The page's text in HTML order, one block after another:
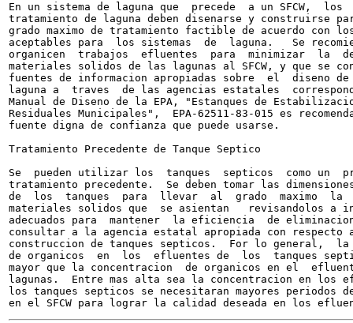
En un sistema de laguna que  precede  a un SFCW,
tratamiento de laguna deben disenarse y construirse
grado maximo de tratamiento factible de acuerdo con
aceptables para  los sistemas  de  laguna.   Se
organicen  trabajos  efluentes  para  minimizar  la
materiales solidos de las lagunas al SFCW, y que se
fuentes de informacion apropiadas sobre  el  diseno de
laguna a  traves  de las agencias estatales
Manual de Diseno de la EPA, "Estanques de
Residuales Municipales",  EPA-62511-83-015 es
fuente digna de confianza que puede usarse.
Tratamiento Precedente de Tanque Septico
Se  pueden utilizar los  tanques  septicos  como un
tratamiento precedente.  Se deben tomar las
de  los  tanques  para  llevar  al  grado  maximo  la
materiales solidos que  se asientan   revisandolos a
adecuados para  mantener  la eficiencia  de
consultar a la agencia estatal apropiada con respecto
construccion de tanques septicos.  For lo general,  la
de organicos  en  los  efluentes de  los  tanques
mayor que la concentracion  de organicos en el
lagunas.  Entre mas alta sea la concentracion en los
los tanques septicos se necesitaran mayores periodos